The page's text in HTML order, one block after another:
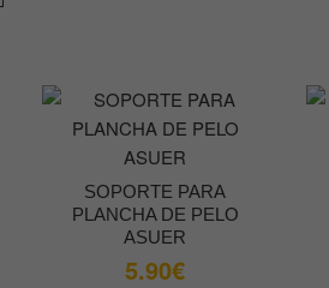
opciones
SOPORTE PARA
PLANCHA DE PELO
ASUER
5.90€